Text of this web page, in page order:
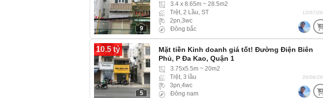
9
3.4 x 8.65m ~ 28.5m2
Trệt, 2 Lầu, ST
2pn,3wc
Đông bắc
12/07/26
10.5 tỷ
5
Mặt tiền Kinh doanh giá tốt! Đường Điện Biên
Phủ, P Đa Kao, Quận 1
3.75x5.5m ~ 20m2
Trệt, 3 lầu
3pn,4wc
Đông nam
26/06/26